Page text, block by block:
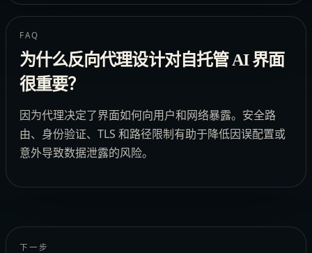
FAQ
为什么反向代理设计对自托管 AI 界面
很重要？
因为代理决定了界面如何向用户和网络暴露。安全路
由、身份验证、TLS 和路径限制有助于降低因误配置或
意外导致数据泄露的风险。
下一步